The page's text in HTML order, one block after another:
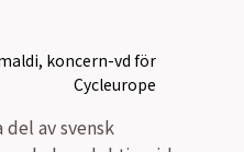
av svensk